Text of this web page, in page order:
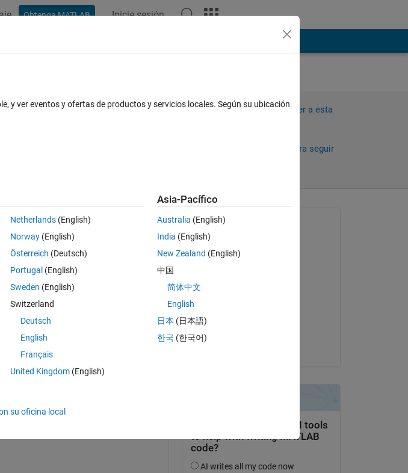
Obtenga MATLAB Inicie sesión
the number of
Iniciar sesión para responder a esta
Iniciar sesión para seguir
and out=sigmoid(dlYPred)
Preguntada:
el 30 de Dic. de 2019
y ver eventos y ofertas de productos y servicios locales. Según su ubicación
Netherlands(English)
Norway(English)
Österreich (Deutsch)
Portugal (English)
Sweden (English)
Switzerland
Deutsch
English
Français
United Kingdom(English)
Asia-Pacífico
Australia (English)
India (English)
New Zealand (English)
中国
简体中文
English
日本 (日本語)
한국 (한국어)
su oficina local